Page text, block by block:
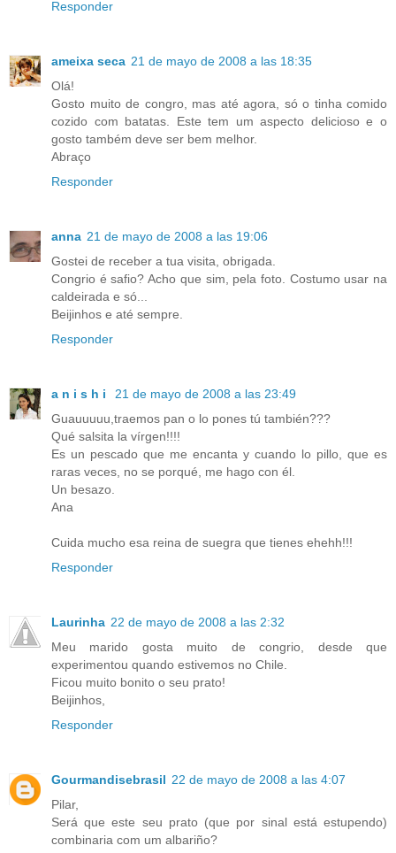
Responder
ameixa seca 21 de mayo de 2008 a las 18:35
Olá!
Gosto muito de congro, mas até agora, só o tinha comido
cozido com batatas. Este tem um aspecto delicioso e o
gosto também deve ser bem melhor.
Abraço
Responder
anna 21 de mayo de 2008 a las 19:06
Gostei de receber a tua visita, obrigada.
Congrio é safio? Acho que sim, pela foto. Costumo usar na
caldeirada e só...
Beijinhos e até sempre.
Responder
a n i s h i
21 de mayo de 2008 a las 23:49
Guauuuuu,traemos pan o lo pones tú también???
Qué salsita la vírgen!!!!
Es un pescado que me encanta y cuando lo pillo, que es
raras veces, no se porqué, me hago con él.
Un besazo.
Ana
Cuida mucho esa reina de suegra que tienes ehehh!!!
Responder
Laurinha 22 de mayo de 2008 a las 2:32
Meu marido gosta muito de congrio, desde que
experimentou quando estivemos no Chile.
Ficou muito bonito o seu prato!
Beijinhos,
Responder
Gourmandisebrasil 22 de mayo de 2008 a las 4:07
Pilar,
Será que este seu prato (que por sinal está estupendo)
combinaria com um albariño?